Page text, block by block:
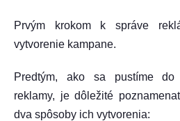
Prvým krokom k správe
vytvorenie kampane.
Predtým, ako sa pustíme
reklamy, je dôležité
dva spôsoby ich vytvorenia: